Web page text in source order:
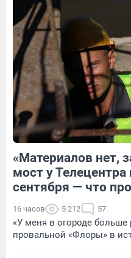
5 Обсудить
4 Обсудить
«Материалов нет,
мост у Телецентра
сентября — что
16 часов 5 212 57
«У меня в огороде больше
провальной «Флоры» в